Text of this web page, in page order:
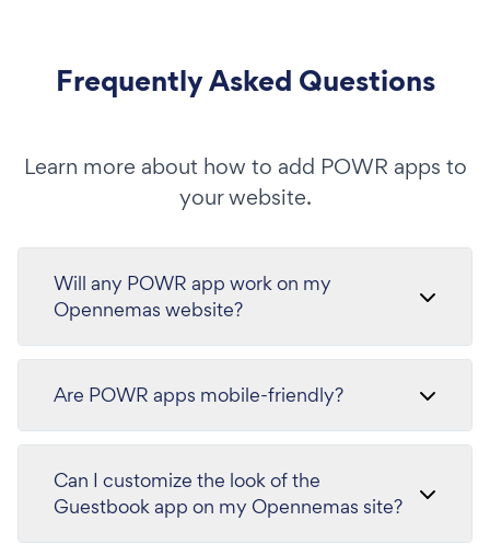
Frequently Asked Questions
Learn more about how to add POWR apps to
your website.
Will any POWR app work on my
Opennemas website?
Are POWR apps mobile-friendly?
Can I customize the look of the
Guestbook app on my Opennemas site?